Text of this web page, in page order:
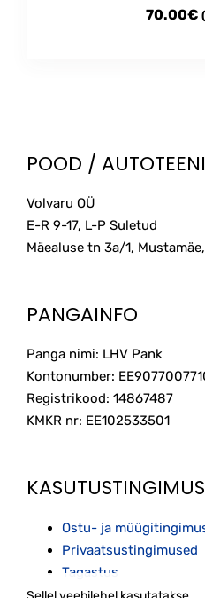
70.00€
POOD /
Volvaru OÜ
E-R 9-17, L-P Suletud
Mäealuse tn 3a/1,
PANGAINFO
Panga nimi: LHV Pank
Kontonumber:
Registrikood: 14867487
KMKR nr: EE102533501
Ostu- ja
Privaatsustingimused
Tagastus